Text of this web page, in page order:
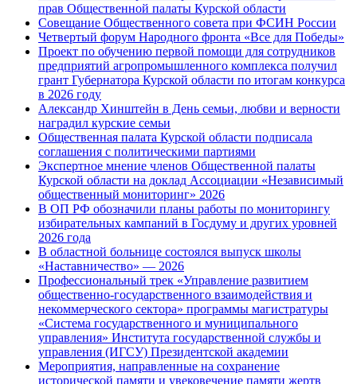
прав Общественной палаты Курской области
Совещание Общественного совета при ФСИН России
Четвертый форум Народного фронта «Все для Победы»
Проект по обучению первой помощи для сотрудников
предприятий агропромышленного комплекса получил
грант Губернатора Курской области по итогам конкурса
в 2026 году
Александр Хинштейн в День семьи, любви и верности
наградил курские семьи
Общественная палата Курской области подписала
соглашения с политическими партиями
Экспертное мнение членов Общественной палаты
Курской области на доклад Ассоциации «Независимый
общественный мониторинг» 2026
В ОП РФ обозначили планы работы по мониторингу
избирательных кампаний в Госдуму и других уровней
2026 года
В областной больнице состоялся выпуск школы
«Наставничество» — 2026
Профессиональный трек «Управление развитием
общественно-государственного взаимодействия и
некоммерческого сектора» программы магистратуры
«Система государственного и муниципального
управления» Института государственной службы и
управления (ИГСУ) Президентской академии
Мероприятия, направленные на сохранение
исторической памяти и увековечение памяти жертв